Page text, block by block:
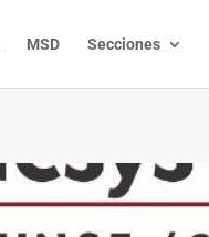
MSD Secciones